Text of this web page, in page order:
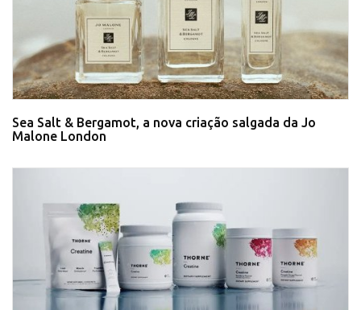
Sea Salt & Bergamot, a nova criação salgada da Jo
Malone London